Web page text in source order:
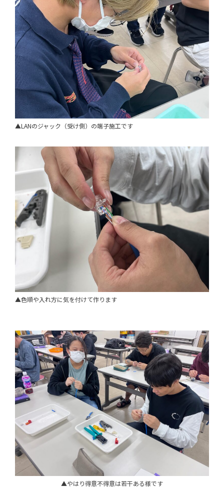
▲LANのジャック（受け側）の端子施工です
▲色順や入れ方に気を付けて作ります
▲やはり得意不得意は若干ある様です